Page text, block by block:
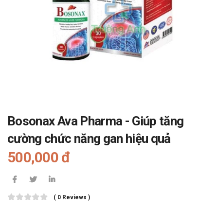
Bosonax Ava Pharma - Giúp tăng
cường chức năng gan hiệu quả
500,000 đ
( 0 Reviews )